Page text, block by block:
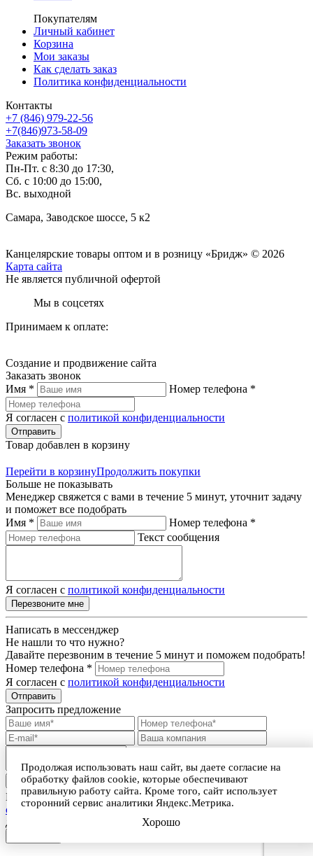
Покупателям
Личный кабинет
Корзина
Мои заказы
Как сделать заказ
Политика конфиденциальности
Контакты
+7 (846) 979-22-56
+7(846)973-58-09
Заказать звонок
Режим работы:
Пн-Пт. с 8:30 до 17:30,
Сб. с 10:00 до 15:00,
Вс. выходной
Самара, Заводское шоссе, 5 к2
Канцелярские товары оптом и в розницу «Бридж» © 2026
Карта сайта
Не является публичной офертой
Мы в соцсетях
Принимаем к оплате:
Создание и продвижение сайта
Продолжая использовать наш сайт, вы даете согласие на
обработку файлов cookie, которые обеспечивают
правильную работу сайта. Кроме того, сайт использует
сторонний сервис аналитики Яндекс.Метрика.
Хорошо
Заказать звонок
Имя *
Номер телефона *
Я согласен с политикой конфиденциальности
Отправить
Товар добавлен в корзину
Перейти в корзинуПродолжить покупки
Больше не показывать
Менеджер свяжется с вами в течение 5 минут, уточнит задачу
и поможет все подобрать
Имя *
Номер телефона *
Текст сообщения
Я согласен с политикой конфиденциальности
Перезвоните мне
Написать в мессенджер
Не нашли то что нужно?
Давайте перезвоним в течение 5 минут и поможем подобрать!
Номер телефона *
Я согласен с политикой конфиденциальности
Отправить
Запросить предложение
Прикрепить файл
Нажимая на кнопку, я принимаюусловия пользовательского
соглашенияи даю Согласие на обработку персональных
данных